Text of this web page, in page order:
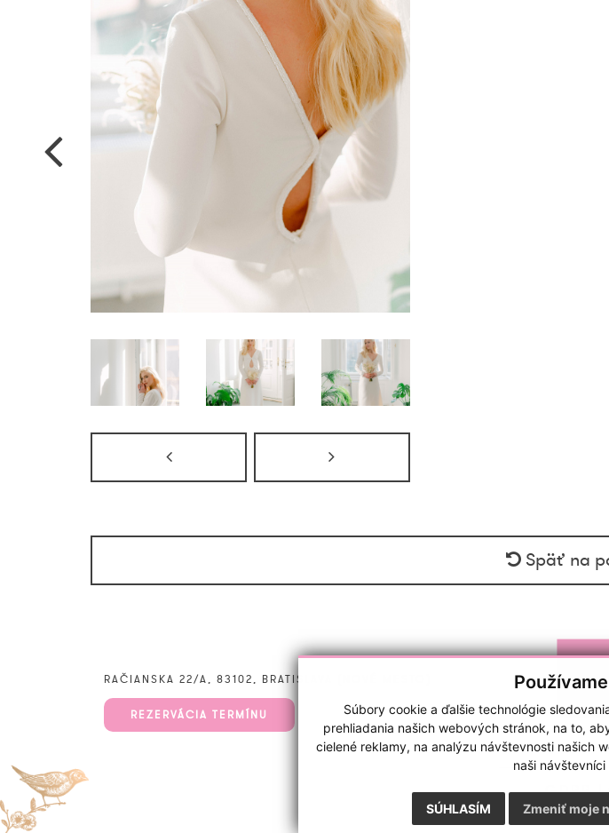
Súbory cookie a ďalšie technológie
prehliadania našich webových stránok, na to,
cielené reklamy, na analýzu návštevnosti našich
naši
SÚHLASÍM Zmeniť moje
Späť na
RAČIANSKA 22/A, 83102, BRATISLAVA (NOVÉ MESTO)
REZERVÁCIA TERMÍNU
GDPR|
webdesign|